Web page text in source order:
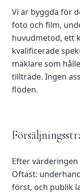
Vi är byggda för
foto och film,
huvudmetod, ett
kvalificerade
mäklare som
tillträde. Ingen
flöden.
Efter
Oftast:
först, och publik